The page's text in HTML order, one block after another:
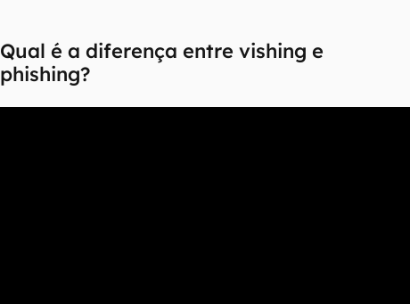
Qual é a diferença entre vishing e
phishing?